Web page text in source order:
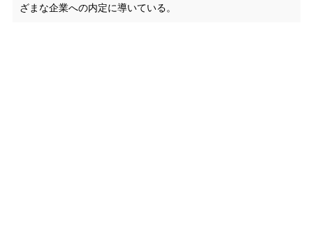
ざまな企業への内定に導いている。